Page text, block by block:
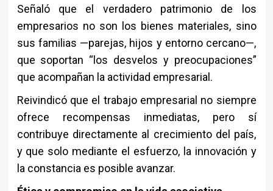
Señaló que el verdadero patrimonio de los
empresarios no son los bienes materiales, sino
sus familias —parejas, hijos y entorno cercano—,
que soportan “los desvelos y preocupaciones”
que acompañan la actividad empresarial.
Reivindicó que el trabajo empresarial no siempre
ofrece recompensas inmediatas, pero sí
contribuye directamente al crecimiento del país,
y que solo mediante el esfuerzo, la innovación y
la constancia es posible avanzar.